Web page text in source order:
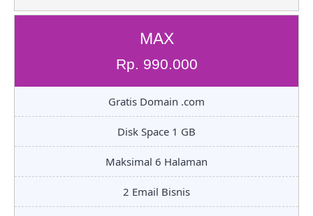
MAX
Rp. 990.000
Gratis Domain .com
Disk Space 1 GB
Maksimal 6 Halaman
2 Email Bisnis